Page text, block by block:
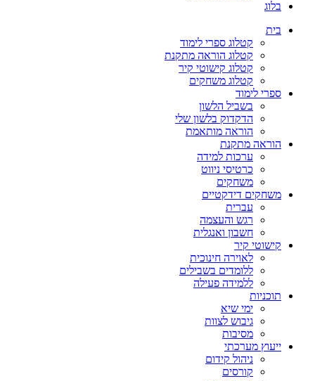
קטלוג ספרי לימוד
קטלוג הוראה מתקנת
קטלוג קישוטי קיר
קטלוג משחקים
ספרי לימוד
בשביל הלשון
הדקדוק בלשון שלי
הוראה מותאמת
הוראה מתקנת
ערכות למידה
כרטיסי ניווט
משחקים
משחקים דידקטיים
עברית
רגש והעצמה
חשבון ואנגלית
קישוטי קיר
לאוירה חינוכית
ללומדים בשבילים
ללמידה פעילה
תוכניות
ימי שיא
גיבוש לצוות
מסיבות
ייעוץ מערכתי
ניהול קידום
קורסים